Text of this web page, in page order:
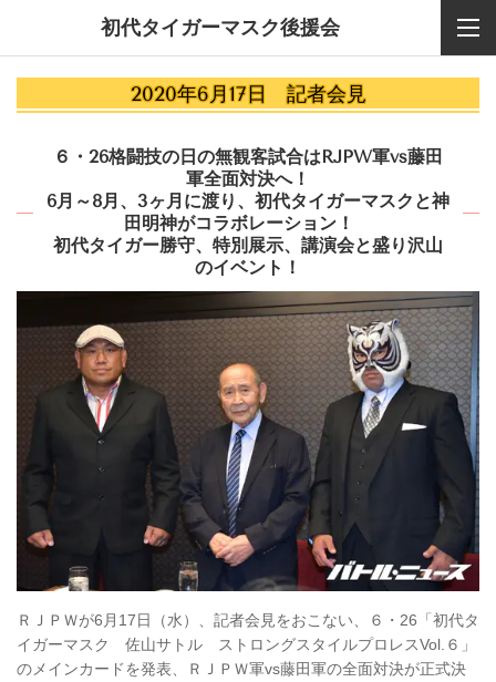
初代タイガーマスク後援会
2020年6月17日 記者会見
６・26格闘技の日の無観客試合はRJPW軍vs藤田
軍全面対決へ！
6月～8月、3ヶ月に渡り、初代タイガーマスクと神
田明神がコラボレーション！
初代タイガー勝守、特別展示、講演会と盛り沢山
のイベント！
ＲＪＰＷが6月17日（水）、記者会見をおこない、６・26「初代タ
イガーマスク 佐山サトル ストロングスタイルプロレスVol.６」
のメインカードを発表、ＲＪＰＷ軍vs藤田軍の全面対決が正式決